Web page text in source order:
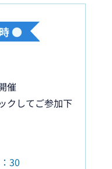
●
催
クしてご参加下
30